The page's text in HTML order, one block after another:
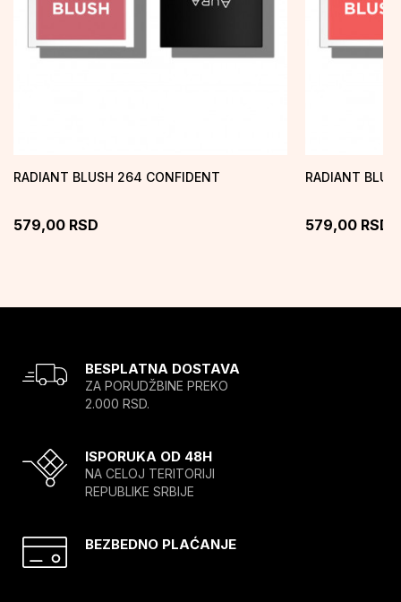
RADIANT BLUSH 264 CONFIDENT
579,00 RSD
RADIANT
579,00 RSD
BESPLATNA DOSTAVA
ZA PORUDŽBINE PREKO
2.000 RSD.
ISPORUKA OD 48H
NA CELOJ TERITORIJI
REPUBLIKE SRBIJE
BEZBEDNO PLAĆANJE